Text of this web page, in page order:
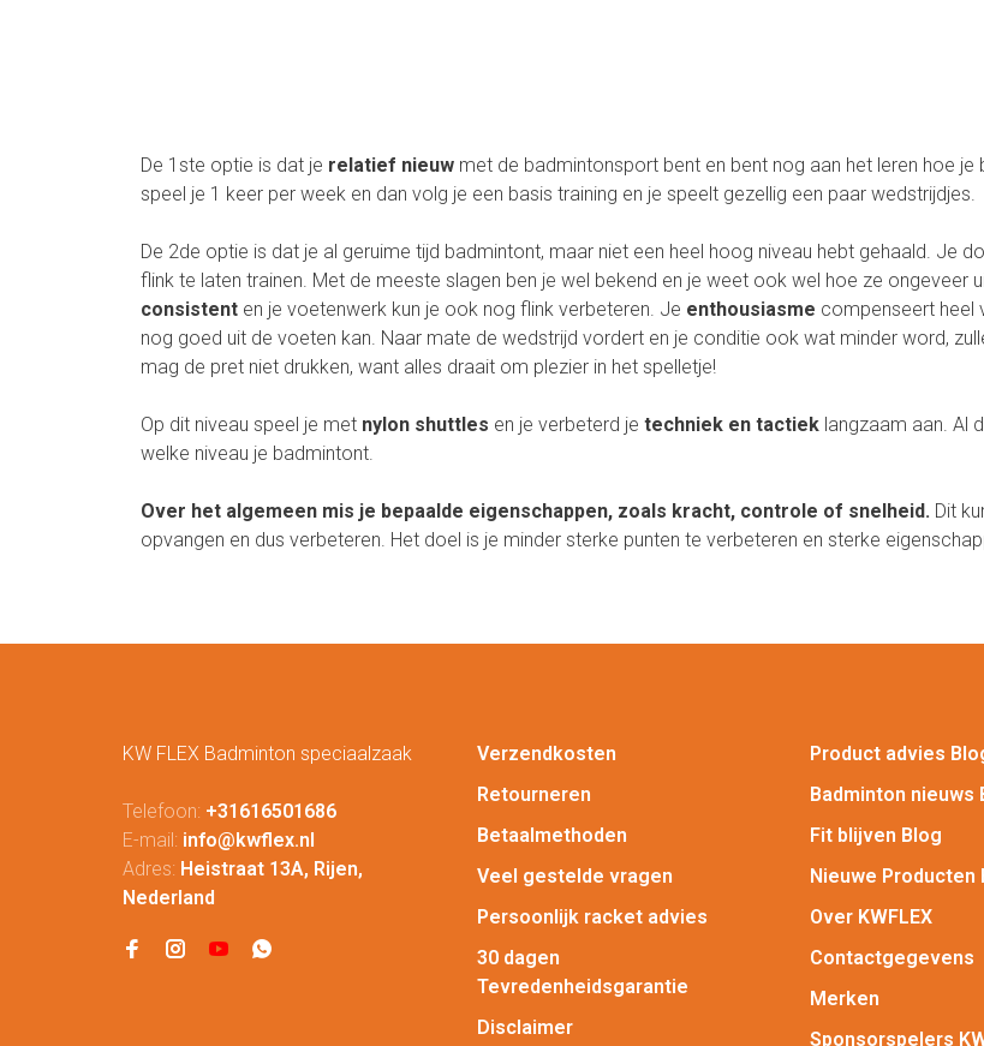
De 1ste optie is dat je relatief nieuw met de badmintonsport bent en bent nog aan het leren hoe
speel je 1 keer per week en dan volg je een basis training en je speelt gezellig een paar wedstrijdjes.
De 2de optie is dat je al geruime tijd badmintont, maar niet een heel hoog niveau hebt gehaald. Je
flink te laten trainen. Met de meeste slagen ben je wel bekend en je weet ook wel hoe ze ongeveer
consistent en je voetenwerk kun je ook nog flink verbeteren. Je enthousiasme compenseert heel
nog goed uit de voeten kan. Naar mate de wedstrijd vordert en je conditie ook wat minder word,
mag de pret niet drukken, want alles draait om plezier in het spelletje!
Op dit niveau speel je met nylon shuttles en je verbeterd je techniek en tactiek langzaam aan. Al
welke niveau je badmintont.
Over het algemeen mis je bepaalde eigenschappen, zoals kracht, controle of snelheid. Dit
opvangen en dus verbeteren. Het doel is je minder sterke punten te verbeteren en sterke
KW FLEX Badminton speciaalzaak
Telefoon: +31616501686
E-mail: info@kwflex.nl
Adres: Heistraat 13A, Rijen,
Nederland
Verzendkosten
Retourneren
Betaalmethoden
Veel gestelde vragen
Persoonlijk racket advies
30 dagen
Tevredenheidsgarantie
Disclaimer
Product advies
Badminton nieuws
Fit blijven Blog
Nieuwe Producten
Over KWFLEX
Contactgegevens
Merken
Sponsorspelers